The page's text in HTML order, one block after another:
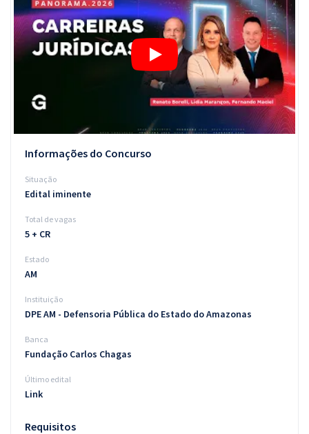
Questões grátis
Conteúdo gratuito
Blog
Informações do Concurso
Situação
Edital iminente
Total de vagas
5 + CR
Estado
AM
Instituição
DPE AM - Defensoria Pública do Estado do Amazonas
Banca
Fundação Carlos Chagas
Último edital
Link
Requisitos